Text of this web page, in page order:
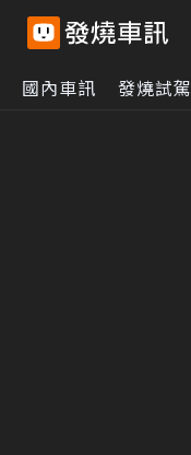
國內車訊 發燒試駕